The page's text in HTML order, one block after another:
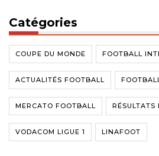
Catégories
COUPE DU MONDE FOOTBALL
ACTUALITÉS FOOTBALL
MERCATO FOOTBALL RÉSULTATS
VODACOM LIGUE 1 LINAFOOT